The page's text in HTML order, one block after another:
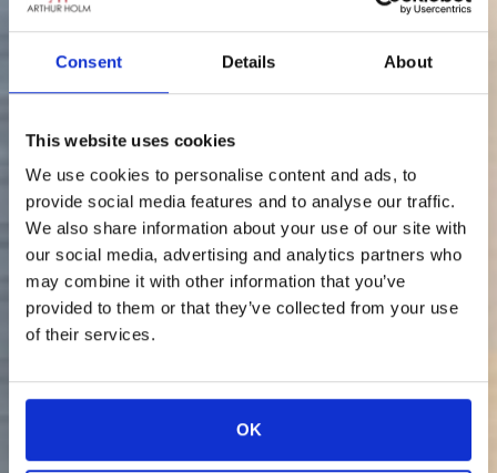
Consent Details About
This website uses cookies
We use cookies to personalise content and ads, to
provide social media features and to analyse our traffic.
We also share information about your use of our site with
our social media, advertising and analytics partners who
may combine it with other information that you’ve
provided to them or that they’ve collected from your use
of their services.
OK